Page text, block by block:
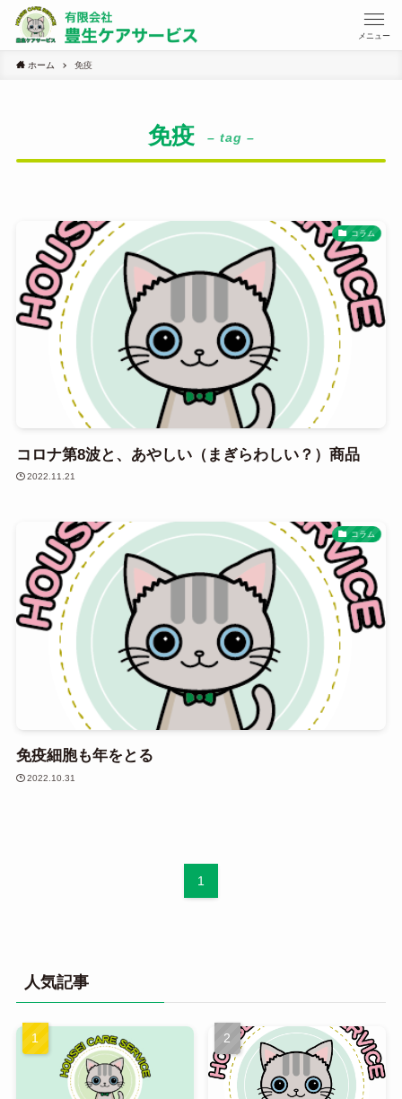
メニュー
ホーム 免疫
免疫 – tag –
コラム
コロナ第8波と、あやしい（まぎらわしい？）商品
2022.11.21
コラム
免疫細胞も年をとる
2022.10.31
1
人気記事